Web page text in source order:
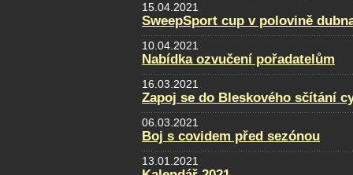
15.04.2021
SweepSport cup v polovině
10.04.2021
Nabídka ozvučení pořadatelům
16.03.2021
Zapoj se do Bleskového sčítání
06.03.2021
Boj s covidem před sezónou
13.01.2021